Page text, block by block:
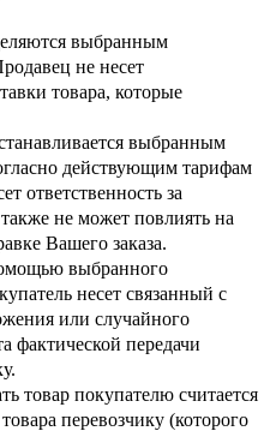
выбранным
не несет
товара, которые
выбранным
действующим тарифам
ответственность за
не может повлиять на
Вашего заказа.
выбранного
несет связанный с
или случайного
фактической передачи
товар покупателю считается
перевозчику (которого